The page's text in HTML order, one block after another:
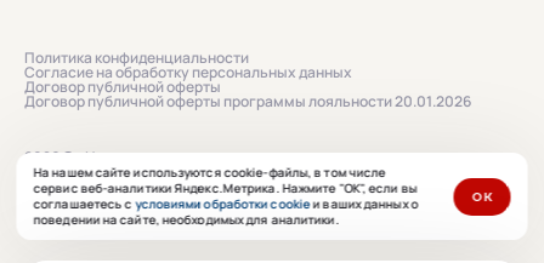
Сайт сделан вibrush.ru
Политика конфиденциальности
Согласие на обработку персональных данных
Договор публичной оферты
Договор публичной оферты программы лояльности 20.01.2026
2026 © «Нашенька»
На нашем сайте используются cookie-файлы, в том числе
сервис веб-аналитики Яндекс.Метрика. Нажмите "ОК", если вы
соглашаетесь с условиями обработки cookieи ваших данных о
поведении на сайте, необходимых для аналитики.
ОК